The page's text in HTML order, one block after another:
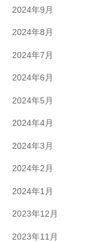
2024年9月
2024年8月
2024年7月
2024年6月
2024年5月
2024年4月
2024年3月
2024年2月
2024年1月
2023年12月
2023年11月